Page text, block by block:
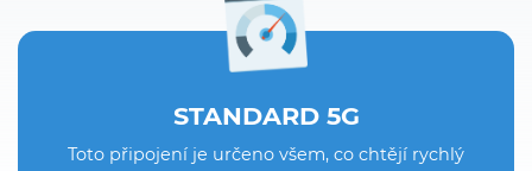
STANDARD 5G
Toto připojení je určeno všem, co chtějí rychlý